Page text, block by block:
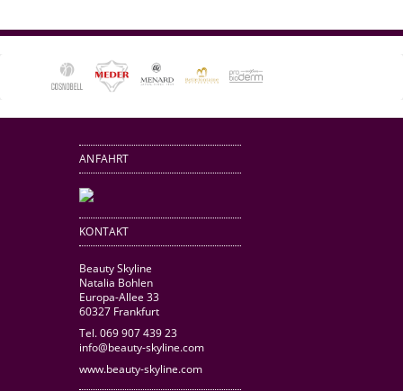
ANFAHRT
KONTAKT
Beauty Skyline
Natalia Bohlen
Europa-Allee 33
60327 Frankfurt
Tel. 069 907 439 23
info@beauty-skyline.com
www.beauty-skyline.com